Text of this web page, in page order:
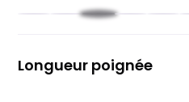
MoutardeOrange
Longueur poignée